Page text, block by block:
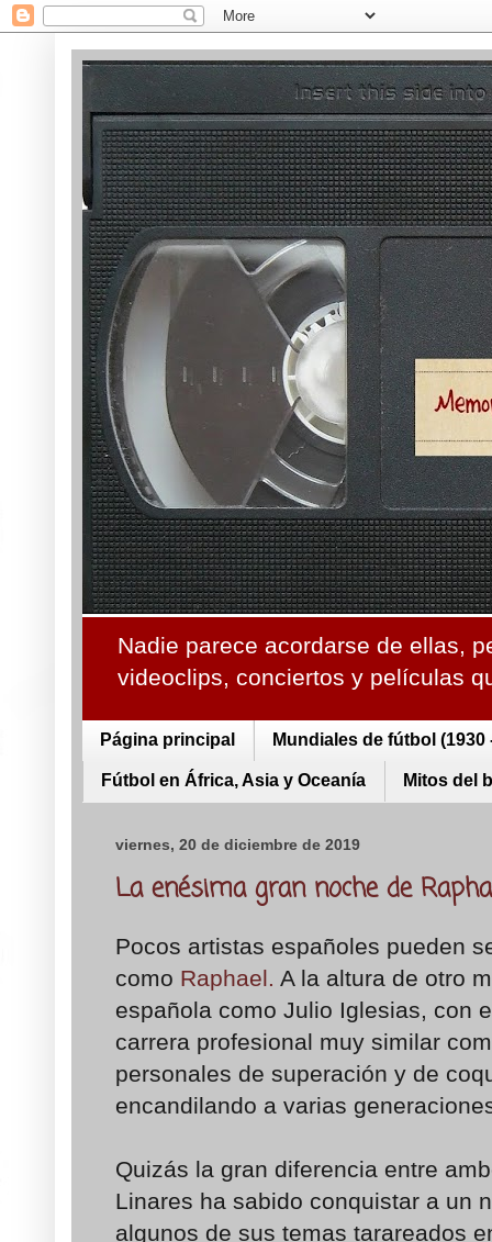
Nadie parece acordarse de ellas,
videoclips, conciertos y películas
Página principal Mundiales de fútbol (1930
Fútbol en África, Asia y Oceanía Mitos del
viernes, 20 de diciembre de 2019
La enésima gran noche de
Pocos artistas españoles pueden
como Raphael. A la altura de otro
española como Julio Iglesias, con
carrera profesional muy similar
personales de superación y de
encandilando a varias
Quizás la gran diferencia entre
Linares ha sabido conquistar a un
algunos de sus temas tarareados